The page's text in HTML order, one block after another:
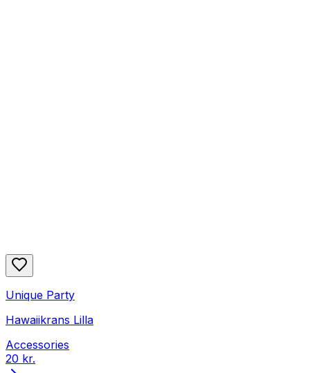
Unique Party
Hawaiikrans Lilla
Accessories
20 kr.